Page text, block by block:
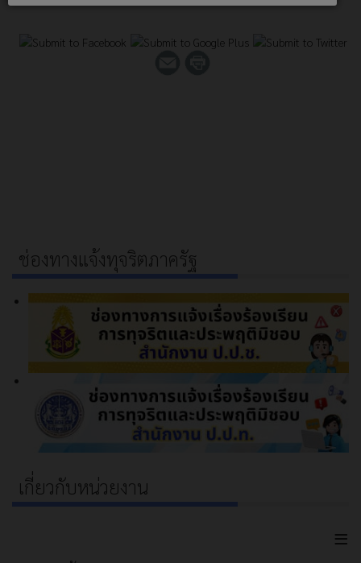
ช่องทางแจ้งทุจริตภาครัฐ
เกี่ยวกับหน่วยงาน
≡